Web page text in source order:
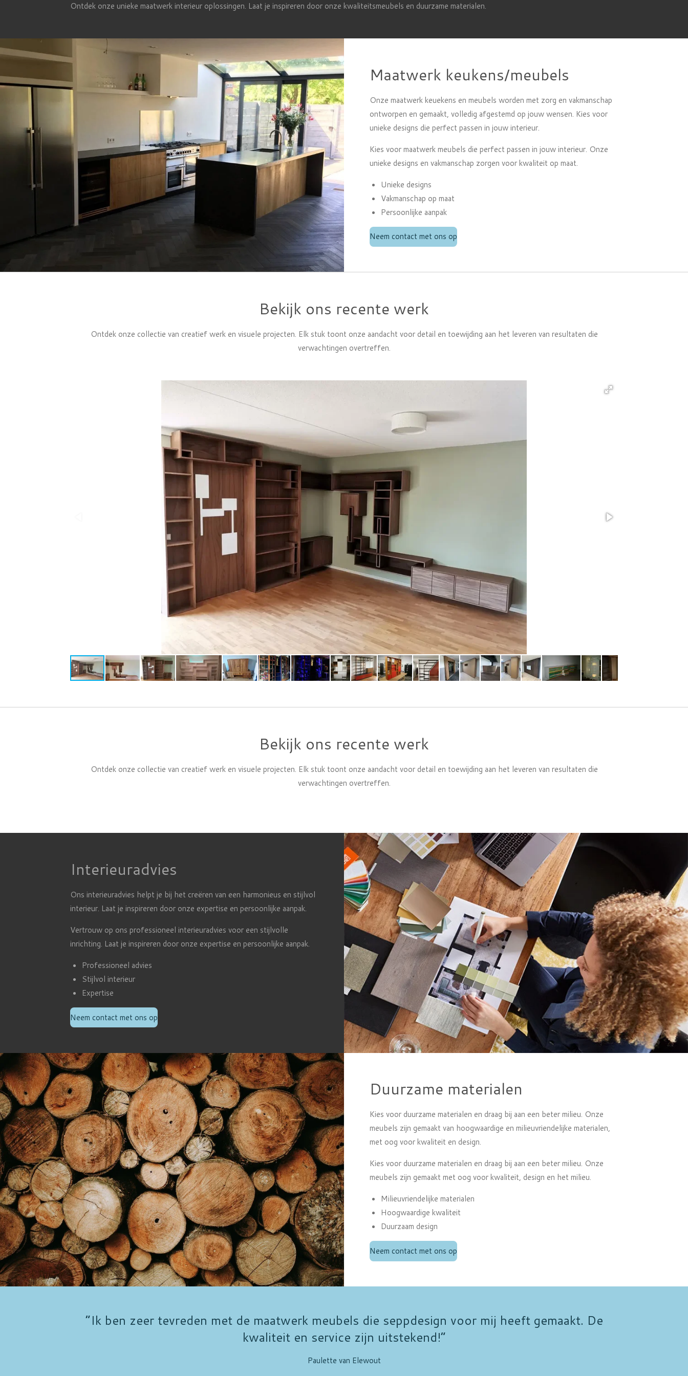
Ontdek onze unieke maatwerk interieur oplossingen. Laat je inspireren door onze kwaliteitsmeubels en duurzame materialen.
Maatwerk keukens/meubels
Onze maatwerk keuekens en meubels worden met zorg en vakmanschap
ontworpen en gemaakt, volledig afgestemd op jouw wensen. Kies voor
unieke designs die perfect passen in jouw interieur.
Kies voor maatwerk meubels die perfect passen in jouw interieur. Onze
unieke designs en vakmanschap zorgen voor kwaliteit op maat.
Unieke designs
Vakmanschap op maat
Persoonlijke aanpak
Neem contact met ons op
Bekijk ons recente werk
Ontdek onze collectie van creatief werk en visuele projecten. Elk stuk toont onze aandacht voor detail en toewijding aan het leveren van resultaten die
verwachtingen overtreffen.
Bekijk ons recente werk
Ontdek onze collectie van creatief werk en visuele projecten. Elk stuk toont onze aandacht voor detail en toewijding aan het leveren van resultaten die
verwachtingen overtreffen.
Interieuradvies
Ons interieuradvies helpt je bij het creëren van een harmonieus en stijlvol
interieur. Laat je inspireren door onze expertise en persoonlijke aanpak.
Vertrouw op ons professioneel interieuradvies voor een stijlvolle
inrichting. Laat je inspireren door onze expertise en persoonlijke aanpak.
Professioneel advies
Stijlvol interieur
Expertise
Neem contact met ons op
Duurzame materialen
Kies voor duurzame materialen en draag bij aan een beter milieu. Onze
meubels zijn gemaakt van hoogwaardige en milieuvriendelijke materialen,
met oog voor kwaliteit en design.
Kies voor duurzame materialen en draag bij aan een beter milieu. Onze
meubels zijn gemaakt met oog voor kwaliteit, design en het milieu.
Milieuvriendelijke materialen
Hoogwaardige kwaliteit
Duurzaam design
Neem contact met ons op
“Ik ben zeer tevreden met de maatwerk meubels die seppdesign voor mij heeft gemaakt. De
kwaliteit en service zijn uitstekend!”
Paulette van Elewout